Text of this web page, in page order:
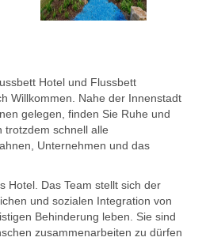
Hotel und Flussbett
Willkommen. Nahe der Innenstadt
gelegen, finden Sie Ruhe und
trotzdem schnell alle
Unternehmen und das
Hotel. Das Team stellt sich der
und sozialen Integration von
Behinderung leben. Sie sind
zusammenarbeiten zu dürfen